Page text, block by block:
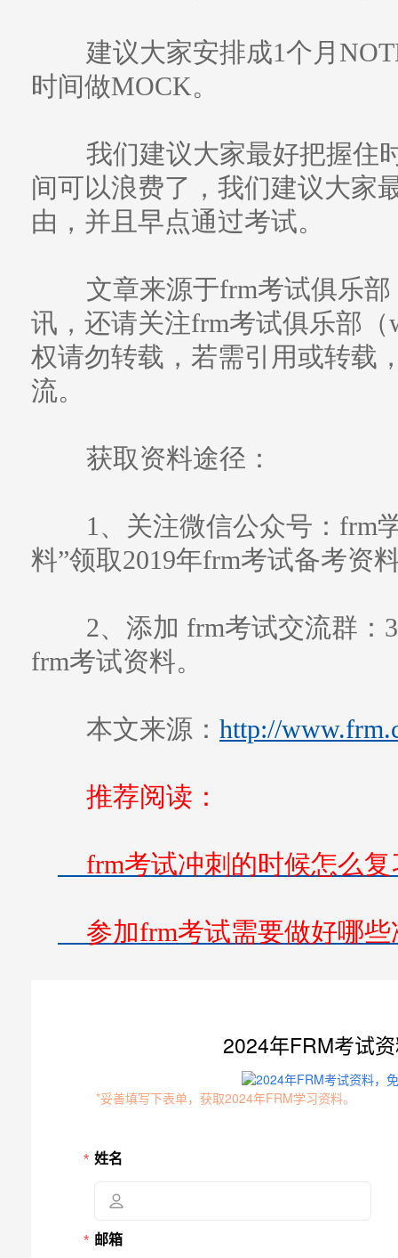
建议大家安排成1个月
时间做MOCK。
我们建议大家最好把握住
间可以浪费了，我们建议大家
由，并且早点通过考试。
文章来源于frm考试俱乐部
讯，还请关注frm考试俱乐部（
权请勿转载，若需引用或转载
流。
获取资料途径：
1、关注微信公众号：frm
料”领取2019年frm考试备考资
2、添加 frm考试交流群：
frm考试资料。
本文来源： http://
推荐阅读：
frm考试冲刺的时候怎么复
参加frm考试需要做好哪些